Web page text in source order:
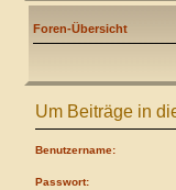
Foren-Übersicht
Um Beiträge in
Benutzername:
Passwort: